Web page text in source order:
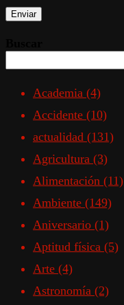
Academia (4)
Accidente (10)
actualidad (131)
Agricultura (3)
Alimentación (11)
Ambiente (149)
Aniversario (1)
Aptitud física (5)
Arte (4)
Astronomía (2)